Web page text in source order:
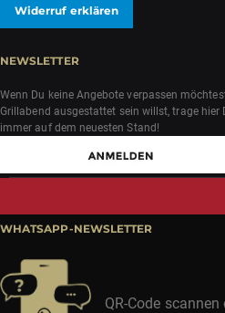
Widerruf erklären
NEWSLETTER
Wenn Du keine Angebote verpassen
Grillabend ausgestattet sein willst, trage hier
immer auf dem neuesten Stand!
WHATSAPP-NEWSLETTER
QR-Code scannen